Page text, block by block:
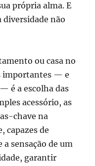
própria alma. E
diversidade não
ou casa no
importantes — e
é a escolha das
acessório, as
chave na
capazes de
sensação de um
garantir